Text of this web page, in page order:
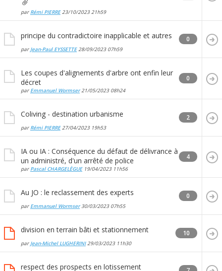
par Rémi PIERRE23/10/202321h59
principe du contradictoire inapplicable et autres
par Jean-Paul EYSSETTE28/09/2023 07h59
0
Les coupes d'alignements d'arbre ont enfin leur
décret
par Emmanuel Wormser21/05/2023 08h24
0
Coliving - destination urbanisme
par Rémi PIERRE27/04/2023 19h53
2
IA ou IA : Conséquence du défaut de délivrance à
un administré, d'un arrêté de police
par Pascal CHARGELÈGUE19/04/2023 11h56
4
Au JO : le reclassement des experts
par Emmanuel Wormser30/03/2023 07h55
0
division en terrain bâti et stationnement
par Jean-Michel LUGHERINI29/03/2023 11h30
10
respect des prospects en lotissement